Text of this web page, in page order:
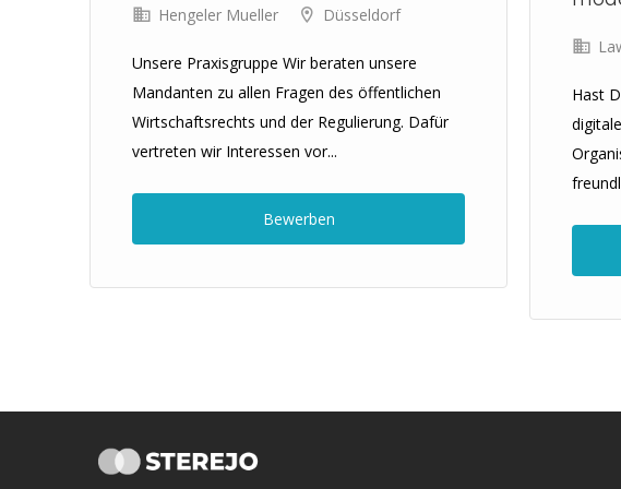
Hengeler Mueller Düsseldorf
Unsere Praxisgruppe Wir beraten unsere
Mandanten zu allen Fragen des öffentlichen
Wirtschaftsrechts und der Regulierung. Dafür
vertreten wir Interessen vor...
Bewerben
Hast